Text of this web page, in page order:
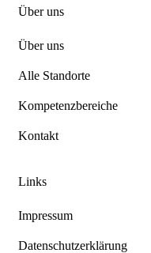
Über uns
Über uns
Alle Standorte
Kompetenzbereiche
Kontakt
Links
Impressum
Datenschutzerklärung